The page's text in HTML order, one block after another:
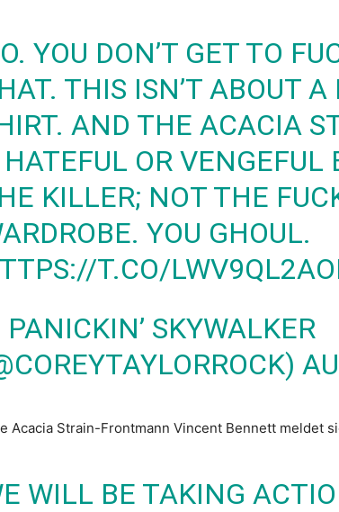
YOU DON’T GET TO
THIS ISN’T ABOUT A
AND THE ACACIA
OR VENGEFUL
KILLER; NOT THE
YOU GHOUL.
T.CO/
SKYWALKER
Acacia Strain-Frontmann Vincent Bennett meldet
WILL BE TAKING